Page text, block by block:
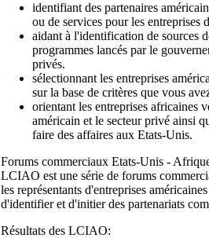
identifiant des partenaires
ou de services pour les entreprises
aidant à l'identification de sources
programmes lancés par le
privés.
sélectionnant les entreprises
sur la base de critères que vous
orientant les entreprises africaines
américain et le secteur privé ainsi
faire des affaires aux Etats-Unis.
Forums commerciaux Etats-Unis -
LCIAO est une série de forums
les représentants d'entreprises
d'identifier et d'initier des partenariats
Résultats des LCIAO: